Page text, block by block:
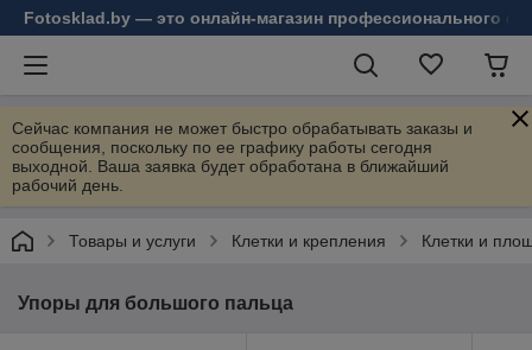
Fotosklad.by — это онлайн-магазин профессионального
Сейчас компания не может быстро обрабатывать заказы и
сообщения, поскольку по ее графику работы сегодня
выходной. Ваша заявка будет обработана в ближайший
рабочий день.
Товары и услуги Клетки и крепления Клетки и
Упоры для большого пальца